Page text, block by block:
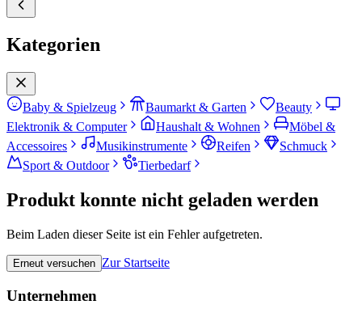
Kategorien
Baby & Spielzeug Baumarkt & Garten
Beauty
Elektronik & Computer
Haushalt & Wohnen
Möbel &
Accessoires
Musikinstrumente Reifen
Schmuck
Sport & Outdoor
Tierbedarf
Produkt konnte nicht geladen werden
Beim Laden dieser Seite ist ein Fehler aufgetreten.
Erneut versuchen Zur Startseite
Unternehmen